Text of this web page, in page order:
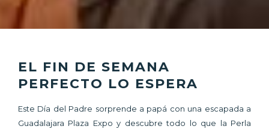
EL FIN DE SEMANA
PERFECTO LO ESPERA
Este Día del Padre sorprende a papá con una escapada a
Guadalajara Plaza Expo y descubre todo lo que la Perla